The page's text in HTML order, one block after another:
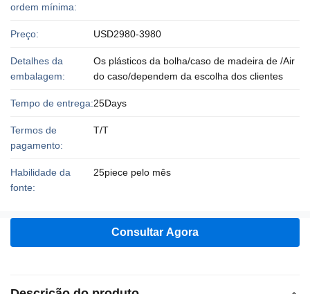
ordem mínima:
Preço: USD2980-3980
Detalhes da
embalagem:
Os plásticos da bolha/caso de madeira de /Air
do caso/dependem da escolha dos clientes
Tempo de entrega:25Days
Termos de
pagamento:
T/T
Habilidade da
fonte:
25piece pelo mês
Consultar Agora